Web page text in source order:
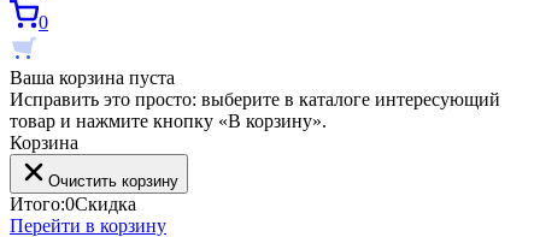
0
Ваша корзина пуста
Исправить это просто: выберите в каталоге интересующий
товар и нажмите кнопку «В корзину».
Корзина
Очистить корзину
Итого:0Скидка
Перейти в корзину